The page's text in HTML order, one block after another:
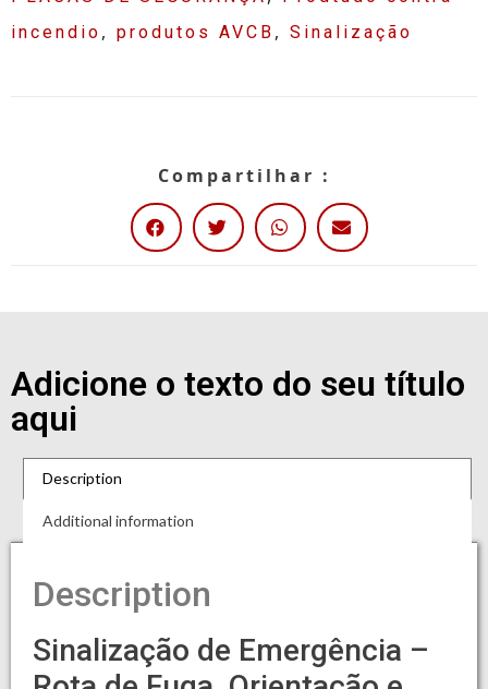
incendio , produtos AVCB , Sinalização
Compartilhar :
Adicione o texto do seu título
aqui
Description
Additional information
Description
Sinalização de Emergência –